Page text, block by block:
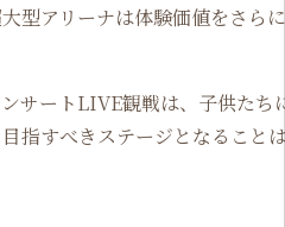
型アリーナは体験価値をさら
サートLIVE観戦は、子供たち
指すべきステージとなること